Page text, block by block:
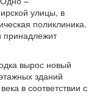
улицы, в
поликлиника.
принадлежит
вырос новый
зданий
в соответствии с